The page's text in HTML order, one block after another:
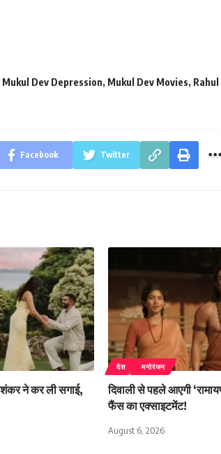
Mukul Dev Depression, Mukul Dev Movies, Rahul
Facebook Twitter
शंकर ने कर ली सगाई,
देश मनोरंजन
दिवाली से पहले आएगी
फैंस का एक्साइटमेंट!
August 6, 2026